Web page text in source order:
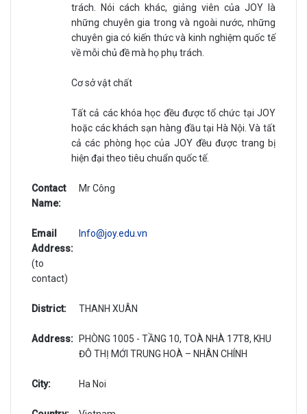
trách. Nói cách khác, giảng viên của JOY là
những chuyên gia trong và ngoài nước, những
chuyên gia có kiến thức và kinh nghiệm quốc tế
về mỗi chủ đề mà họ phụ trách.
Cơ sở vật chất
Tất cả các khóa học đều được tổ chức tại JOY
hoặc các khách sạn hàng đầu tại Hà Nội. Và tất
cả các phòng học của JOY đều được trang bị
hiện đại theo tiêu chuẩn quốc tế.
Contact
Name:
Mr Công
Email
Address:
(to
contact)
lnfo@joy.edu.vn
District: THANH XUÂN
Address:
PHÒNG 1005 - TẦNG 10, TOÀ NHÀ 17T8, KHU
ĐÔ THỊ MỚI TRUNG HOÀ – NHÂN CHÍNH
City: Ha Noi